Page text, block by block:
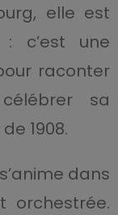
elle est
: c’est une
raconter
sa
1908.
dans
orchestrée.